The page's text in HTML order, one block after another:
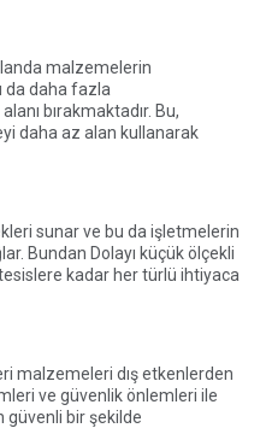
malzemelerin
da daha fazla
bırakmaktadır. Bu,
daha az alan kullanarak
sunar ve bu da işletmelerin
Bundan Dolayı küçük ölçekli
kadar her türlü ihtiyaca
malzemeleri dış etkenlerden
ve güvenlik önlemleri ile
güvenli bir şekilde